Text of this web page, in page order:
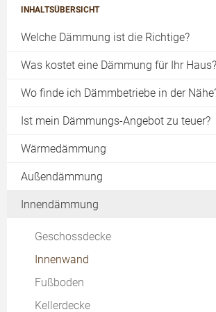
INHALTSÜBERSICHT
Welche Dämmung ist die Richtige?
Was kostet eine Dämmung für Ihr Haus?
Wo finde ich Dämmbetriebe in der
Ist mein Dämmungs-Angebot zu teuer?
Wärmedämmung
Gebäudeenergiegesetz
EnEV Vorgaben
Wärmebrücken
im Altbau
im Neubau
Außendämmung
Dach
Innendämmung
Geschossdecke
Innenwand
Fußboden
Kellerdecke